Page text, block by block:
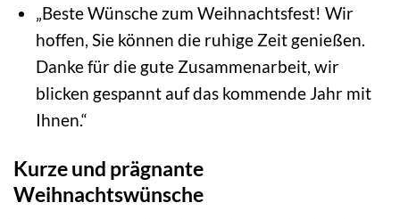
„Beste Wünsche zum Weihnachtsfest! Wir
hoffen, Sie können die ruhige Zeit genießen.
Danke für die gute Zusammenarbeit, wir
blicken gespannt auf das kommende Jahr mit
Ihnen.“
Kurze und prägnante
Weihnachtswünsche